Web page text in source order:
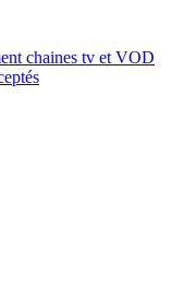
chaines tv et VOD